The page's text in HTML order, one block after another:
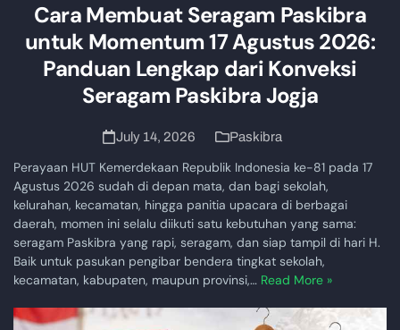
Cara Membuat Seragam Paskibra
untuk Momentum 17 Agustus 2026:
Panduan Lengkap dari Konveksi
Seragam Paskibra Jogja
July 14, 2026 Paskibra
Perayaan HUT Kemerdekaan Republik Indonesia ke-81 pada 17
Agustus 2026 sudah di depan mata, dan bagi sekolah,
kelurahan, kecamatan, hingga panitia upacara di berbagai
daerah, momen ini selalu diikuti satu kebutuhan yang sama:
seragam Paskibra yang rapi, seragam, dan siap tampil di hari H.
Baik untuk pasukan pengibar bendera tingkat sekolah,
kecamatan, kabupaten, maupun provinsi,… Read More »